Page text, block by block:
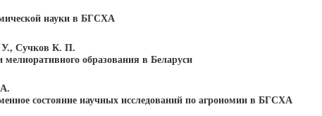
науки в БГСХА
Сучков К. П.
образования в Беларуси
состояние научных исследований по агрономии в БГСХА